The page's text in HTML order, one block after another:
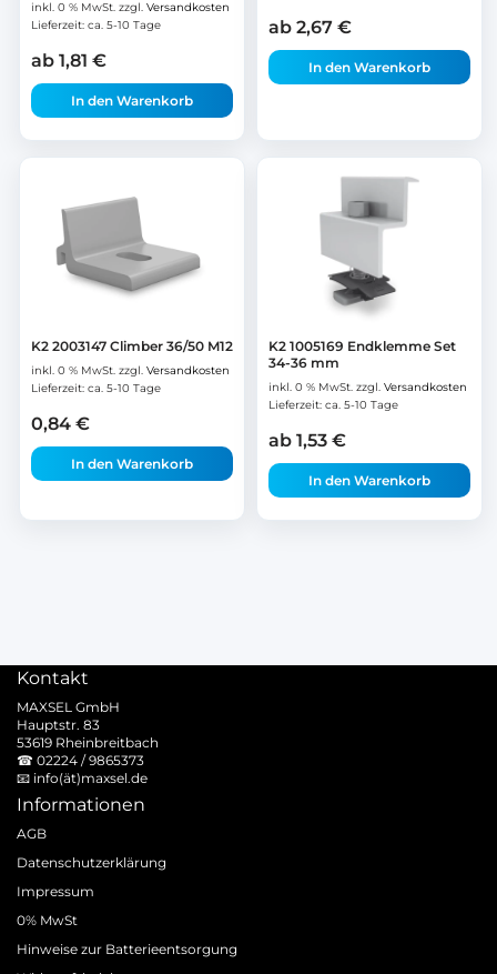
inkl. 0 % MwSt. zzgl. Versandkosten
Lieferzeit: ca. 5-10 Tage
ab 1,81 €
In den Warenkorb
ab 2,67 €
In den Warenkorb
K2 2003147 Climber 36/50 M12
inkl. 0 % MwSt. zzgl. Versandkosten
Lieferzeit: ca. 5-10 Tage
0,84 €
In den Warenkorb
K2 1005169 Endklemme Set
34-36 mm
inkl. 0 % MwSt. zzgl. Versandkosten
Lieferzeit: ca. 5-10 Tage
ab 1,53 €
In den Warenkorb
Kontakt
MAXSEL GmbH
Hauptstr. 83
53619 Rheinbreitbach
☎ 02224 / 9865373
📧 info(ät)maxsel.de
Informationen
AGB
Datenschutzerklärung
Impressum
0% MwSt
Hinweise zur Batterieentsorgung